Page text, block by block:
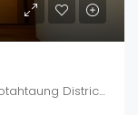
Dockyart 3rd Street (Upper), Dawbon, Botahtaung District, Yangon City, Yangon, 11321, Myanmar